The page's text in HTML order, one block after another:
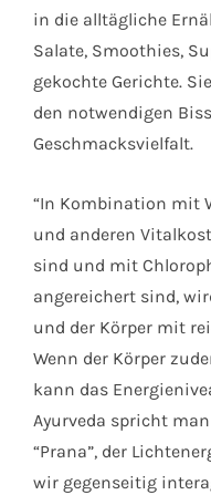
in die alltägliche
Salate, Smoothies,
gekochte Gerichte.
den notwendigen
Geschmacksvielfalt.
“In Kombination mit
und anderen
sind und mit
angereichert sind,
und der Körper mit
Wenn der Körper
kann das
Ayurveda spricht
“Prana”, der
wir gegenseitig